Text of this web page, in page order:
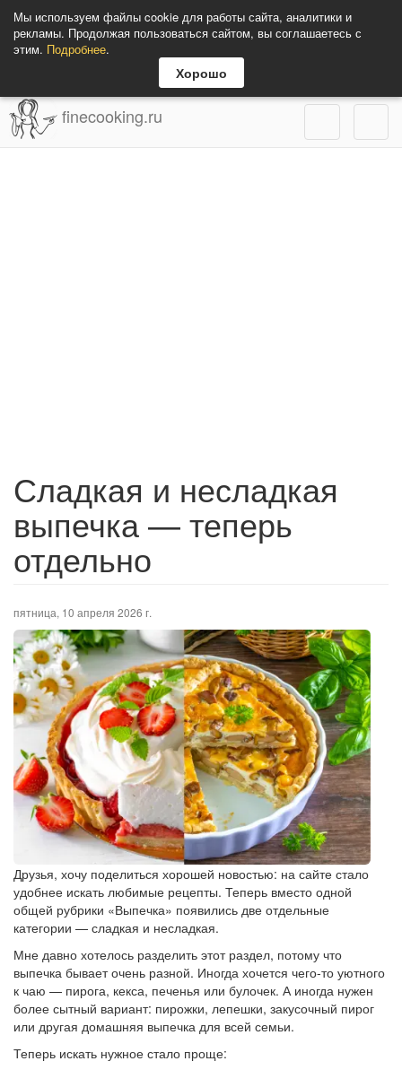
Мы используем файлы cookie для работы сайта, аналитики и
рекламы. Продолжая пользоваться сайтом, вы соглашаетесь с
этим. Подробнее.
Хорошо
finecooking.ru
Сладкая и несладкая
выпечка — теперь
отдельно
пятница, 10 апреля 2026 г.
Друзья, хочу поделиться хорошей новостью: на сайте стало
удобнее искать любимые рецепты. Теперь вместо одной
общей рубрики «Выпечка» появились две отдельные
категории — сладкая и несладкая.
Мне давно хотелось разделить этот раздел, потому что
выпечка бывает очень разной. Иногда хочется чего-то уютного
к чаю — пирога, кекса, печенья или булочек. А иногда нужен
более сытный вариант: пирожки, лепешки, закусочный пирог
или другая домашняя выпечка для всей семьи.
Теперь искать нужное стало проще: